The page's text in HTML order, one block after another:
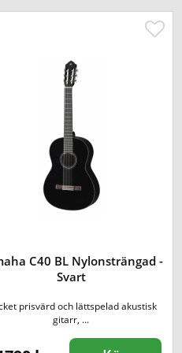
C40 BL Nylonsträngad -
Svart
prisvärd och lättspelad akustisk
gitarr, ...